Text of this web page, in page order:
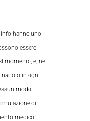
hanno uno
essere
momento, e, nel
o in ogni
modo
di
medico